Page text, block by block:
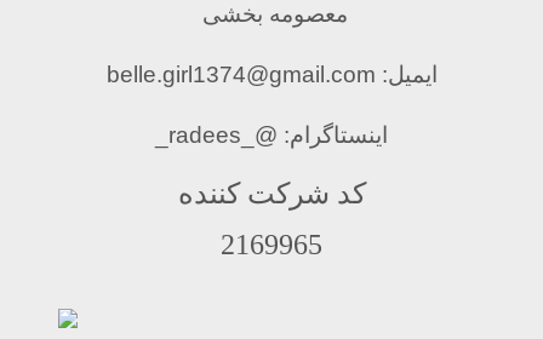
معصومه بخشی
ایمیل: belle.girl1374@gmail.com
اینستاگرام: @_radees_
کد شرکت کننده
2169965